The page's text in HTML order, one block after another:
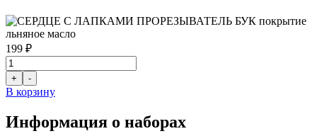
199 ₽
В корзину
Информация о наборах